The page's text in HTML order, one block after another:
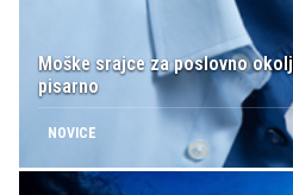
Moške srajce za poslovno
pisarno
NOVICE